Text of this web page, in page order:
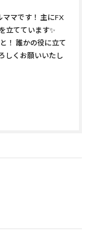
マです！ 主にFX
立てています✨
！ 誰かの役に立て
しくお願いいたし